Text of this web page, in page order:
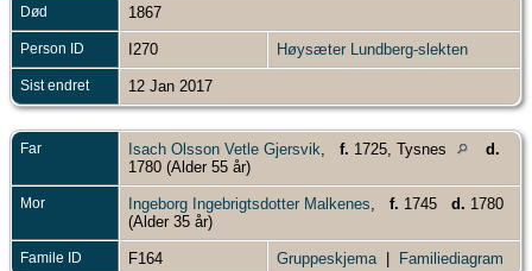
Død 1867
Person ID I270 Høysæter Lundberg-slekten
Sist endret 12 Jan 2017
Far Isach Olsson Vetle Gjersvik f. 1725, Tysnes
d.
1780 (Alder 55 år)
Mor Ingeborg Ingebrigtsdotter Malkenes f. 1745 d. 1780
(Alder 35 år)
Famile ID F164 Gruppeskjema Familiediagram